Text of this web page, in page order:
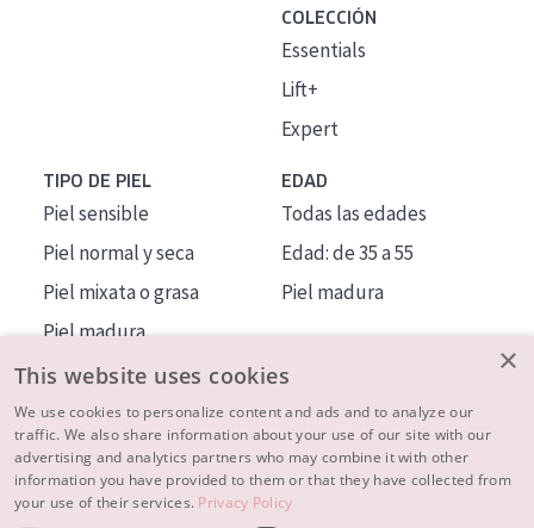
COLECCIÓN
Essentials
Lift+
Expert
TIPO DE PIEL
Piel sensible
Piel normal y seca
Piel mixata o grasa
Piel madura
Piel expuesta al sol
Piel menopáusica
EDAD
Todas las edades
Edad: de 35 a 55
Piel madura
MÁS SOBRE NOSOTROS
INSPIRACIÓN
×
This website uses cookies
We use cookies to personalize content and ads and to analyze our
traffic. We also share information about your use of our site with our
advertising and analytics partners who may combine it with other
information you have provided to them or that they have collected from
your use of their services. Privacy Policy